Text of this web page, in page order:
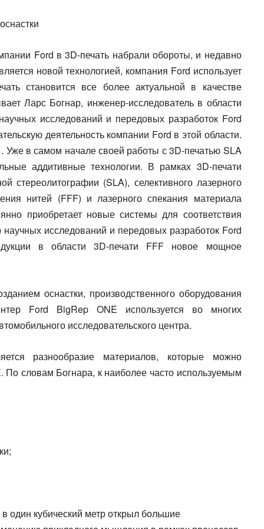
Ford в 3D-печать набрали обороты, и недавно
новой технологией, компания Ford использует
становится все более актуальной в качестве
Ларс Богнар, инженер-исследователь в области
исследований и передовых разработок Ford
деятельность компании Ford в этой области.
Уже в самом начале своей работы с 3D-печатью SLA
аддитивные технологии. В рамках 3D-печати
стереолитографии (SLA), селективного лазерного
нитей (FFF) и лазерного спекания материала
приобретает новые системы для соответствия
исследований и передовых разработок Ford
в области 3D-печати FFF новое мощное
оснастки, производственного оборудования
Ford BigRep ONE используется во многих
исследовательского центра.
разнообразие материалов, которые можно
По словам Богнара, к наиболее часто используемым
кубический метр открыл большие